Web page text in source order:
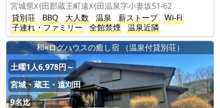
宮城県刈田郡蔵王町遠刈田温泉字小妻坂51-62
貸別荘
BBQ 大人数 温泉 薪ストーブ
Wi-Fi
子連れ・ファミリー
全館禁煙
温泉近隣
和×ログハウスの癒し宿 （温泉付貸別荘）
土曜1人6,978円～
宮城・蔵王・遠刈田
9名迄